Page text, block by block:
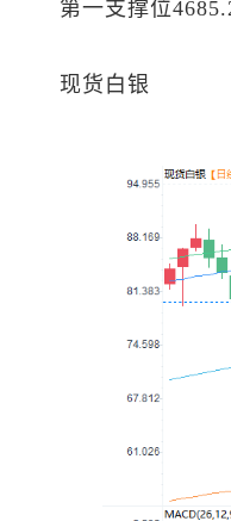
第一支撑位
现货白银